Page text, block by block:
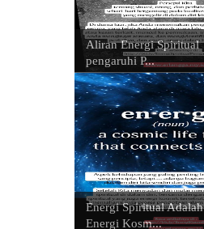
Aliran Energi Spiritual
pengaruhi P...
Energi Spiritual Adalah
Energi Kosm...